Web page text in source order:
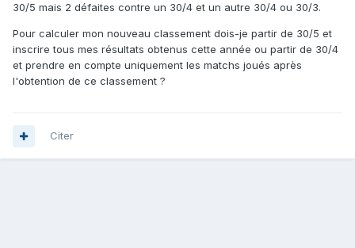
30/5 mais 2 défaites contre un 30/4 et un autre 30/4 ou 30/3.
Pour calculer mon nouveau classement dois-je partir de 30/5 et
inscrire tous mes résultats obtenus cette année ou partir de 30/4
et prendre en compte uniquement les matchs joués après
l'obtention de ce classement ?
Citer